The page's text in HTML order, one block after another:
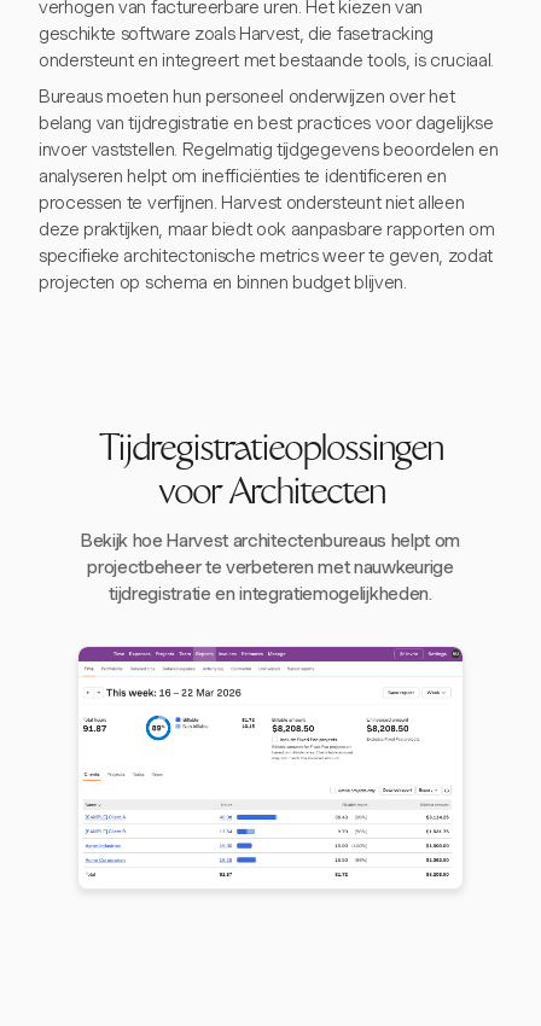
verhogen van factureerbare uren. Het kiezen van
geschikte software zoals Harvest, die fasetracking
ondersteunt en integreert met bestaande tools, is cruciaal.
Bureaus moeten hun personeel onderwijzen over het
belang van tijdregistratie en best practices voor dagelijkse
invoer vaststellen. Regelmatig tijdgegevens beoordelen en
analyseren helpt om inefficiënties te identificeren en
processen te verfijnen. Harvest ondersteunt niet alleen
deze praktijken, maar biedt ook aanpasbare rapporten om
specifieke architectonische metrics weer te geven, zodat
projecten op schema en binnen budget blijven.
Tijdregistratieoplossingen
voor Architecten
Bekijk hoe Harvest architectenbureaus helpt om
projectbeheer te verbeteren met nauwkeurige
tijdregistratie en integratiemogelijkheden.